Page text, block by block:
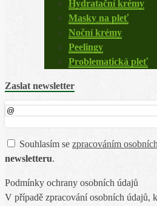
Hydratační krémy
Masky na pleť
Noční krémy
Peelingy
Problematická pleť
Zaslat newsletter
Souhlasím se zpracováním
newsletteru.
Podmínky ochrany osobních údajů
V případě zpracování osobních údajů,